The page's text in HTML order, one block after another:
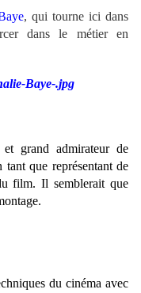
, qui tourne ici dans
dans le métier en
grand admirateur de
que représentant de
film. Il semblerait que
du cinéma avec